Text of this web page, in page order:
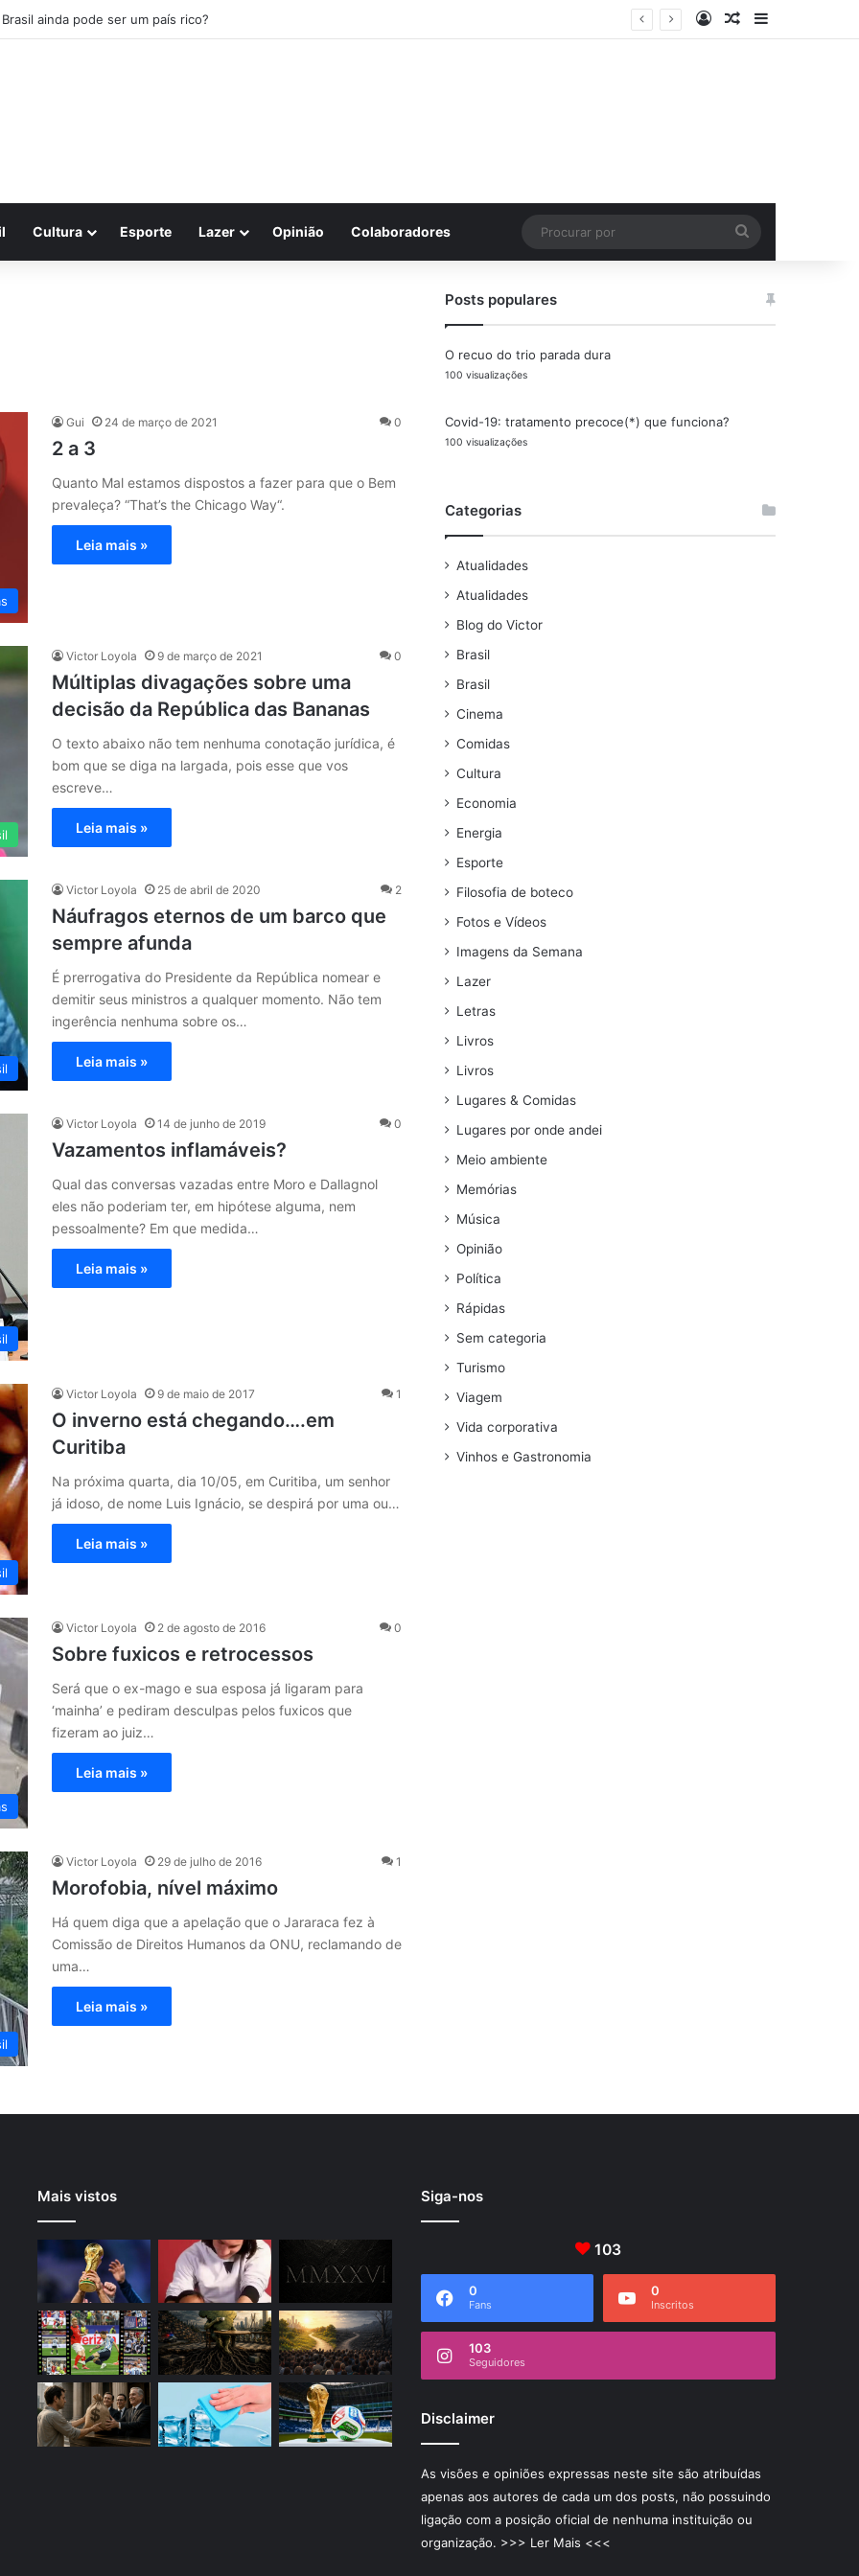
ainda pode ser um país rico? EntrarArtigo aleatório
Cultura Esporte Lazer Opinião Colaboradores
por
Gui 24 de março de 2021 0
2 a 3
Quanto Mal estamos dispostos a fazer para que o Bem
prevaleça? “That’s the Chicago Way“.
Leia mais »
Victor Loyola 9 de março de 2021 0
Múltiplas divagações sobre uma
decisão da República das Bananas
O texto abaixo não tem nenhuma conotação jurídica, é
bom que se diga na largada, pois esse que vos
escreve…
Leia mais »
Victor Loyola 25 de abril de 2020 2
Náufragos eternos de um barco que
sempre afunda
É prerrogativa do Presidente da República nomear e
demitir seus ministros a qualquer momento. Não tem
ingerência nenhuma sobre os…
Leia mais »
Victor Loyola 14 de junho de 2019 0
Vazamentos inflamáveis?
Qual das conversas vazadas entre Moro e Dallagnol
eles não poderiam ter, em hipótese alguma, nem
pessoalmente? Em que medida…
Leia mais »
Victor Loyola 9 de maio de 2017 1
O inverno está chegando….em
Curitiba
Na próxima quarta, dia 10/05, em Curitiba, um senhor
já idoso, de nome Luis Ignácio, se despirá por uma ou…
Leia mais »
Victor Loyola 2 de agosto de 2016 0
Sobre fuxicos e retrocessos
Será que o ex-mago e sua esposa já ligaram para
‘mainha’ e pediram desculpas pelos fuxicos que
fizeram ao juiz…
Leia mais »
Victor Loyola 29 de julho de 2016 1
Morofobia, nível máximo
Há quem diga que a apelação que o Jararaca fez à
Comissão de Direitos Humanos da ONU, reclamando de
uma…
Leia mais »
Posts populares
O recuo do trio parada dura
100 visualizações
Covid-19: tratamento precoce(*) que funciona?
100 visualizações
Categorias
Atualidades
Atualidades
Blog do Victor
Brasil
Brasil
Cinema
Comidas
Cultura
Economia
Energia
Esporte
Filosofia de boteco
Fotos e Vídeos
Imagens da Semana
Lazer
Letras
Livros
Livros
Lugares & Comidas
Lugares por onde andei
Meio ambiente
Memórias
Música
Opinião
Política
Rápidas
Sem categoria
Turismo
Viagem
Vida corporativa
Vinhos e Gastronomia
Mais vistos Siga-nos
103
0
Fans
0
Inscritos
103
Seguidores
Disclaimer
As visões e opiniões expressas neste site são atribuídas
apenas aos autores de cada um dos posts, não possuindo
ligação com a posição oficial de nenhuma instituição ou
organização. >>> Ler Mais <<<